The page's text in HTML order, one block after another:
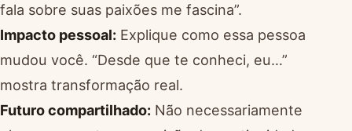
fala sobre suas paixões me fascina”.
Impacto pessoal: Explique como essa pessoa
mudou você. “Desde que te conheci, eu…”
mostra transformação real.
Futuro compartilhado: Não necessariamente